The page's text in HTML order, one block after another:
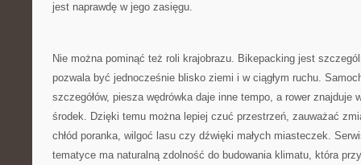
jest naprawdę w jego zasięgu.
Nie można pominąć też roli krajobrazu. Bikepacking jest
pozwala być jednocześnie blisko ziemi i w ciągłym ruchu.
szczegółów, piesza wędrówka daje inne tempo, a rower znajduje
środek. Dzięki temu można lepiej czuć przestrzeń, zauważać
chłód poranka, wilgoć lasu czy dźwięki małych miasteczek.
tematyce ma naturalną zdolność do budowania klimatu, która